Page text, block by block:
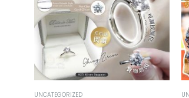
UNCATEGORIZED